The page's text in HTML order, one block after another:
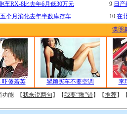
车RX-8比去年6月低30万元
个月消化去年半数库存车
9 日
10 在
谍照
吓傻若英 瞿颖买车不要空调
李
功能 【我来说两句 】【我要“揪”错】【推荐】